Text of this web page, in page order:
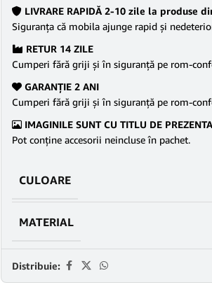
LIVRARE RAPIDĂ 2-10 zile la produse
Siguranţa că mobila ajunge rapid şi
RETUR 14 ZILE
Cumperi fără griji şi în siguranţă pe rom-
GARANŢIE 2 ANI
Cumperi fără griji şi în siguranţă pe rom-
IMAGINILE SUNT CU TITLU DE
Pot conține accesorii neincluse în pachet.
CULOARE
MATERIAL
Distribuie: